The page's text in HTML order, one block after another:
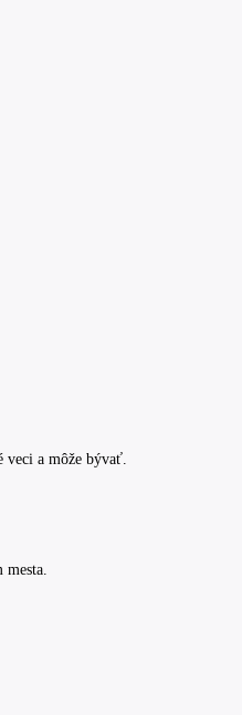
veci a môže bývať.
mesta.